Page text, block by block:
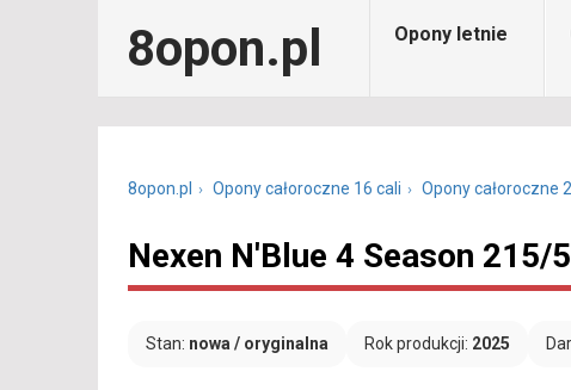
8opon.pl Opony letnie
8opon.pl Opony całoroczne 16 cali Opony całoroczne
Nexen N'Blue 4 Season 215/
Stan: nowa / oryginalna Rok produkcji: 2025